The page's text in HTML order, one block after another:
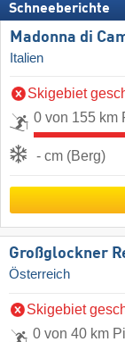
Schneeberichte
Madonna di
Italien
Skigebiet
0 von 155 km
- cm (Berg)
Großglockner
Österreich
Skigebiet
0 von 40 km